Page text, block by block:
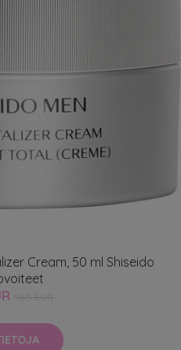
Cream, 50 ml Shiseido